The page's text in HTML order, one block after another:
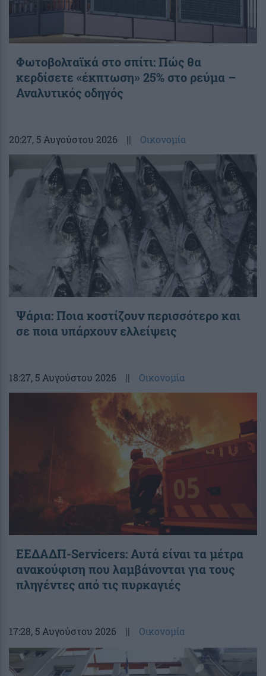
Φωτοβολταϊκά στο σπίτι: Πώς θα
κερδίσετε «έκπτωση» 25% στο ρεύμα –
Αναλυτικός οδηγός
20:27, 5 Αυγούστου 2026 || Οικονομία
Ψάρια: Ποια κοστίζουν περισσότερο και
σε ποια υπάρχουν ελλείψεις
18:27, 5 Αυγούστου 2026 || Οικονομία
ΕΕΔΑΔΠ-Servicers: Αυτά είναι τα μέτρα
ανακούφιση που λαμβάνονται για τους
πληγέντες από τις πυρκαγιές
17:28, 5 Αυγούστου 2026 || Οικονομία